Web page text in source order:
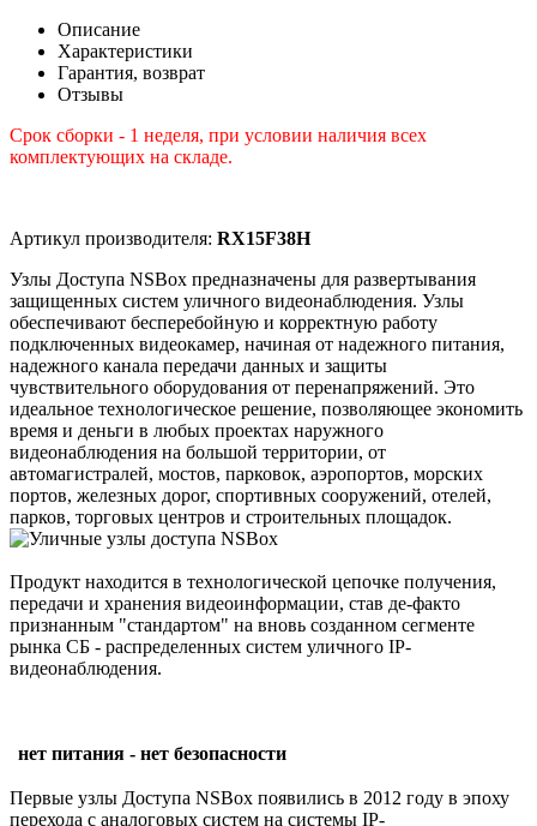
Описание
Характеристики
Гарантия, возврат
Отзывы
Срок сборки - 1 неделя, при условии наличия всех
комплектующих на складе.
Артикул производителя: RX15F38H
Узлы Доступа NSBox предназначены для развертывания
защищенных систем уличного видеонаблюдения. Узлы
обеспечивают бесперебойную и корректную работу
подключенных видеокамер, начиная от надежного питания,
надежного канала передачи данных и защиты
чувствительного оборудования от перенапряжений. Это
идеальное технологическое решение, позволяющее экономить
время и деньги в любых проектах наружного
видеонаблюдения на большой территории, от
автомагистралей, мостов, парковок, аэропортов, морских
портов, железных дорог, спортивных сооружений, отелей,
парков, торговых центров и строительных площадок.
Продукт находится в технологической цепочке получения,
передачи и хранения видеоинформации, став де-факто
признанным "стандартом" на вновь созданном сегменте
рынка СБ - распределенных систем уличного IP-
видеонаблюдения.
нет питания - нет безопасности
Первые узлы Доступа NSBox появились в 2012 году в эпоху
перехода с аналоговых систем на системы IP-